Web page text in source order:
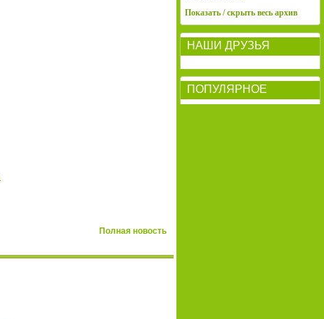
Полная новость
Показать / скрыть весь архив
НАШИ ДРУЗЬЯ
ПОПУЛЯРНОЕ